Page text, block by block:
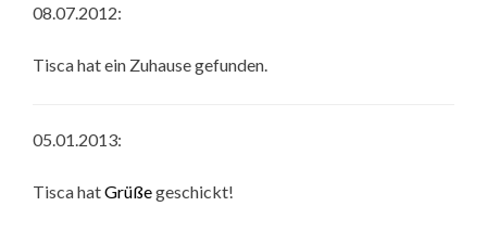
08.07.2012:
Tisca hat ein Zuhause gefunden.
05.01.2013:
Tisca hatGrüßegeschickt!